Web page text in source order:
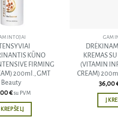
KŪNO
FIRMING
200ml., GMT
Beauty
€su PVM
KREPŠELĮ
KREMAS
(VITAMIN
CREAM)
36,00
Į